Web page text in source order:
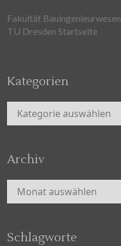
Fakultät Bauingenieurwesen
TU Dresden Startseite
Kategorien
Kategorien
Archiv
Archiv
Schlagworte